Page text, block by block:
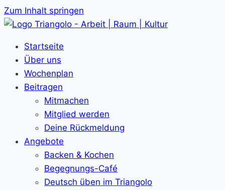
Zum Inhalt springen
Startseite
Über uns
Wochenplan
Beitragen
Mitmachen
Mitglied werden
Deine Rückmeldung
Angebote
Backen & Kochen
Begegnungs-Café
Deutsch üben im Triangolo